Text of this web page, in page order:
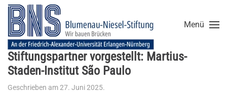
Zum Hauptinhalt springen
Menü
Stiftungspartner vorgestellt: Martius-
Staden-Institut São Paulo
Geschrieben am27. Juni 2025.